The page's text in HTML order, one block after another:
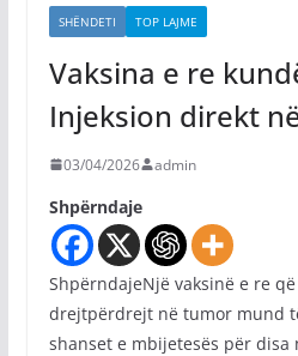
SHËNDETI TOP LAJME
Vaksina e re
Injeksion direkt
03/04/2026 admin
Shpërndaje
ShpërndajeNjë vaksinë e re
drejtpërdrejt në tumor mund
shanset e mbijetesës për disa